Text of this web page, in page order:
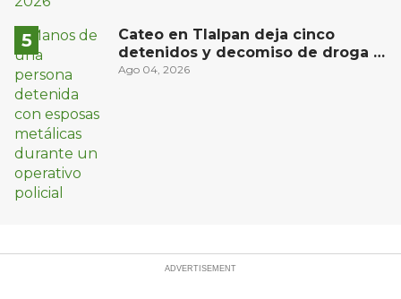
Cateo en Tlalpan deja cinco
detenidos y decomiso de droga y
un arma
Ago 04, 2026